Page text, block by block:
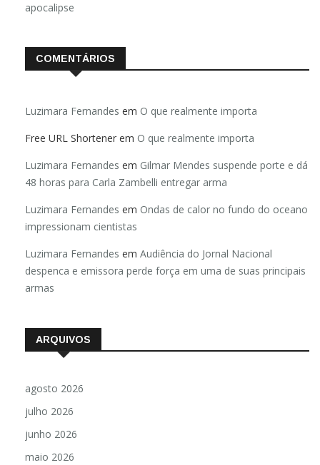
apocalipse
COMENTÁRIOS
Luzimara Fernandes em O que realmente importa
Free URL Shortener em O que realmente importa
Luzimara Fernandes em Gilmar Mendes suspende porte e dá
48 horas para Carla Zambelli entregar arma
Luzimara Fernandes em Ondas de calor no fundo do oceano
impressionam cientistas
Luzimara Fernandes em Audiência do Jornal Nacional
despenca e emissora perde força em uma de suas principais
armas
ARQUIVOS
agosto 2026
julho 2026
junho 2026
maio 2026